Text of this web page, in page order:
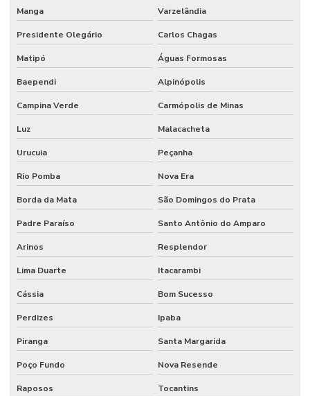
Manga Varzelândia
Presidente Olegário Carlos Chagas
Matipó Águas Formosas
Baependi Alpinópolis
Campina Verde Carmópolis de Minas
Luz Malacacheta
Urucuia Peçanha
Rio Pomba Nova Era
Borda da Mata São Domingos do Prata
Padre Paraíso Santo Antônio do Amparo
Arinos Resplendor
Lima Duarte Itacarambi
Cássia Bom Sucesso
Perdizes Ipaba
Piranga Santa Margarida
Poço Fundo Nova Resende
Raposos Tocantins